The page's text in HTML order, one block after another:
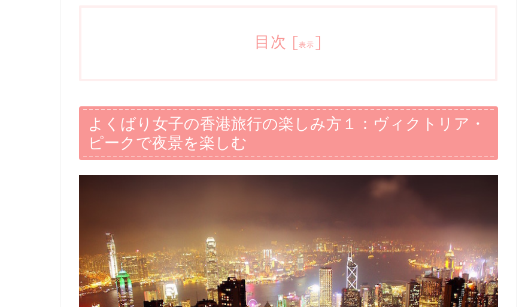
目次 [表示 ]
よくばり女子の香港旅行の楽しみ方１：ヴィクトリア・
ピークで夜景を楽しむ